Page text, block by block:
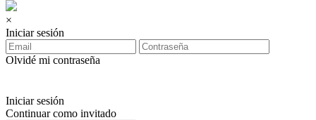
×
Iniciar sesión
Olvidé mi contraseña
Iniciar sesión
Continuar como invitado